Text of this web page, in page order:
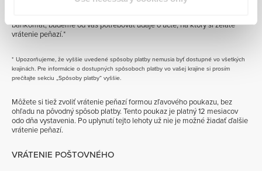
bankomat, budeme od vás potrebovať údaje o účte, na ktorý si želáte
vrátenie peňazí.*
* Upozorňujeme, že vyššie uvedené spôsoby platby nemusia byť dostupné vo všetkých
krajinách. Pre informácie o dostupných spôsoboch platby vo vašej krajine si prosím
prečítajte sekciu „Spôsoby platby“ vyššie.
Môžete si tiež zvoliť vrátenie peňazí formou zľavového poukazu, bez
ohľadu na pôvodný spôsob platby. Tento poukaz je platný 12 mesiacov
odo dňa vystavenia. Po uplynutí tejto lehoty už nie je možné žiadať ďalšie
vrátenie peňazí.
VRÁTENIE POŠTOVNÉHO